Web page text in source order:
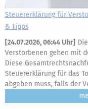
Steuererklärung für
& Tipps
[24.07.2026, 06:44 Uhr]
Verstorbenen gehen mit
Diese
Steuererklärung für das
abgeben muss, falls der